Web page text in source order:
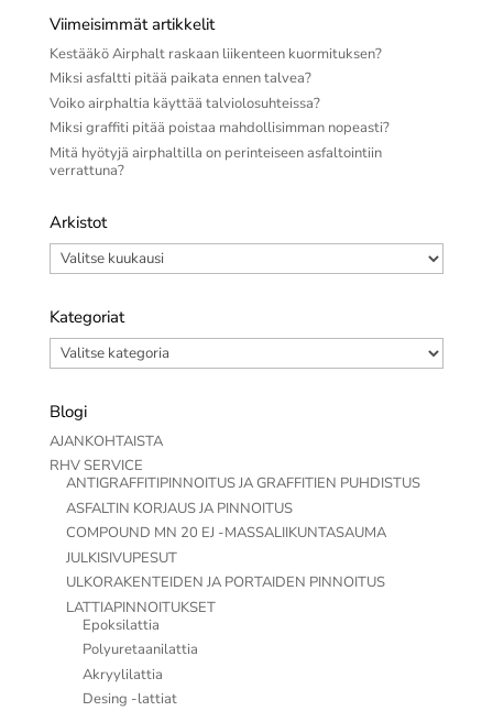
Viimeisimmät artikkelit
Kestääkö Airphalt raskaan liikenteen kuormituksen?
Miksi asfaltti pitää paikata ennen talvea?
Voiko airphaltia käyttää talviolosuhteissa?
Miksi graffiti pitää poistaa mahdollisimman nopeasti?
Mitä hyötyjä airphaltilla on perinteiseen asfaltointiin
verrattuna?
Arkistot
Arkistot
Kategoriat
Kategoriat
Blogi
AJANKOHTAISTA
RHV SERVICE
ANTIGRAFFITIPINNOITUS JA GRAFFITIEN PUHDISTUS
ASFALTIN KORJAUS JA PINNOITUS
COMPOUND MN 20 EJ -MASSALIIKUNTASAUMA
JULKISIVUPESUT
ULKORAKENTEIDEN JA PORTAIDEN PINNOITUS
LATTIAPINNOITUKSET
Epoksilattia
Polyuretaanilattia
Akryylilattia
Desing -lattiat